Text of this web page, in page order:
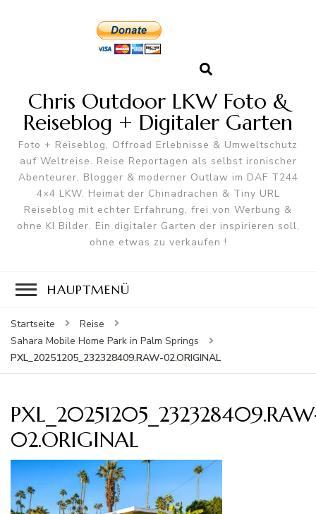
Chris Outdoor LKW Foto &
Reiseblog + Digitaler Garten
Foto + Reiseblog, Offroad Erlebnisse & Umweltschutz
auf Weltreise. Reise Reportagen als selbst ironischer
Abenteurer, Blogger & moderner Outlaw im DAF T244
4×4 LKW. Heimat der Chinadrachen & Tiny URL
Reiseblog mit echter Erfahrung, frei von Werbung &
ohne KI Bilder. Ein digitaler Garten der inspirieren soll,
ohne etwas zu verkaufen !
HAUPTMENÜ
Startseite
Reise
Sahara Mobile Home Park in Palm Springs
PXL_20251205_232328409.RAW-02.ORIGINAL
02.ORIGINAL